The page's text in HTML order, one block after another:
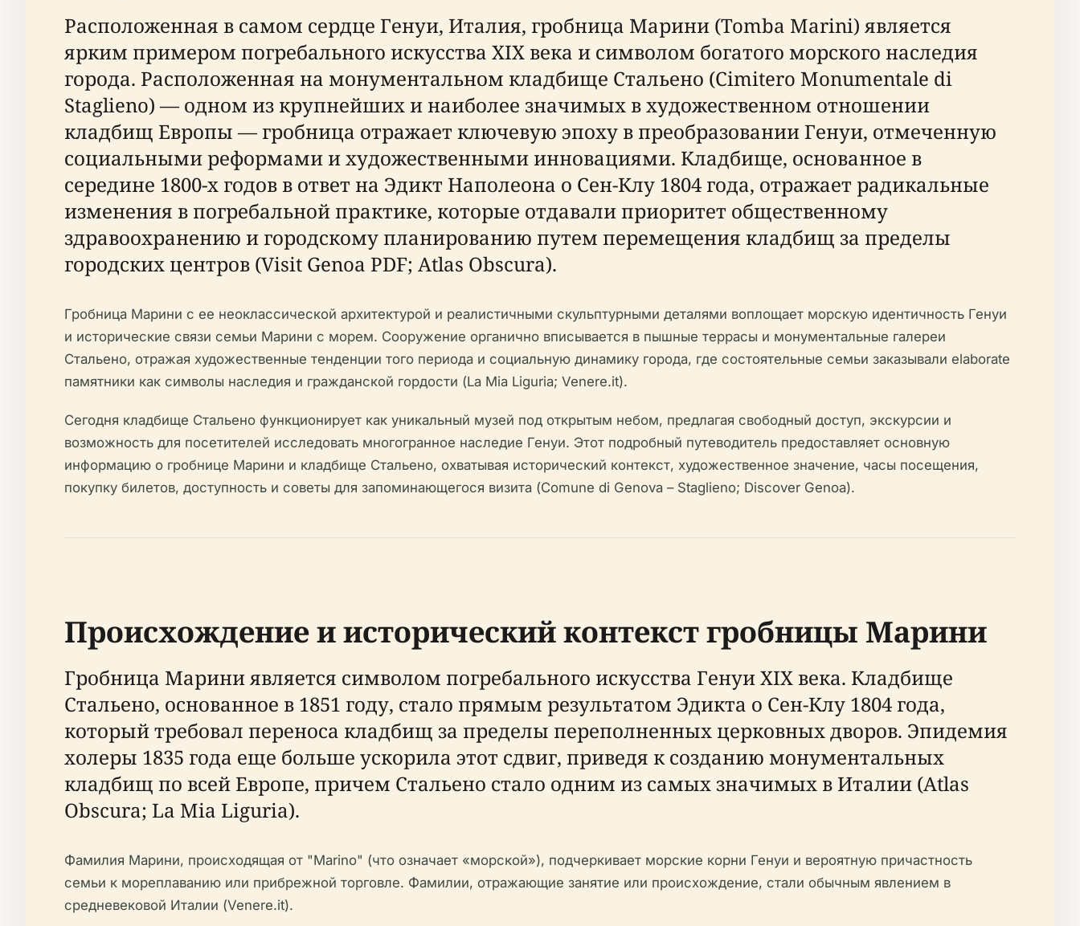
Расположенная в самом сердце Генуи, Италия, гробница Марини (Tomba Marini) является
ярким примером погребального искусства XIX века и символом богатого морского наследия
города. Расположенная на монументальном кладбище Стальено (Cimitero Monumentale di
Staglieno) — одном из крупнейших и наиболее значимых в художественном отношении
кладбищ Европы — гробница отражает ключевую эпоху в преобразовании Генуи, отмеченную
социальными реформами и художественными инновациями. Кладбище, основанное в
середине 1800-х годов в ответ на Эдикт Наполеона о Сен-Клу 1804 года, отражает радикальные
изменения в погребальной практике, которые отдавали приоритет общественному
здравоохранению и городскому планированию путем перемещения кладбищ за пределы
городских центров (Visit Genoa PDF; Atlas Obscura).
Гробница Марини с ее неоклассической архитектурой и реалистичными скульптурными деталями воплощает морскую идентичность Генуи
и исторические связи семьи Марини с морем. Сооружение органично вписывается в пышные террасы и монументальные галереи
Стальено, отражая художественные тенденции того периода и социальную динамику города, где состоятельные семьи заказывали elaborate
памятники как символы наследия и гражданской гордости (La Mia Liguria; Venere.it).
Сегодня кладбище Стальено функционирует как уникальный музей под открытым небом, предлагая свободный доступ, экскурсии и
возможность для посетителей исследовать многогранное наследие Генуи. Этот подробный путеводитель предоставляет основную
информацию о гробнице Марини и кладбище Стальено, охватывая исторический контекст, художественное значение, часы посещения,
покупку билетов, доступность и советы для запоминающегося визита (Comune di Genova – Staglieno; Discover Genoa).
Происхождение и исторический контекст гробницы Марини
Гробница Марини является символом погребального искусства Генуи XIX века. Кладбище
Стальено, основанное в 1851 году, стало прямым результатом Эдикта о Сен-Клу 1804 года,
который требовал переноса кладбищ за пределы переполненных церковных дворов. Эпидемия
холеры 1835 года еще больше ускорила этот сдвиг, приведя к созданию монументальных
кладбищ по всей Европе, причем Стальено стало одним из самых значимых в Италии (Atlas
Obscura; La Mia Liguria).
Фамилия Марини, происходящая от "Marino" (что означает «морской»), подчеркивает морские корни Генуи и вероятную причастность
семьи к мореплаванию или прибрежной торговле. Фамилии, отражающие занятие или происхождение, стали обычным явлением в
средневековой Италии (Venere.it).